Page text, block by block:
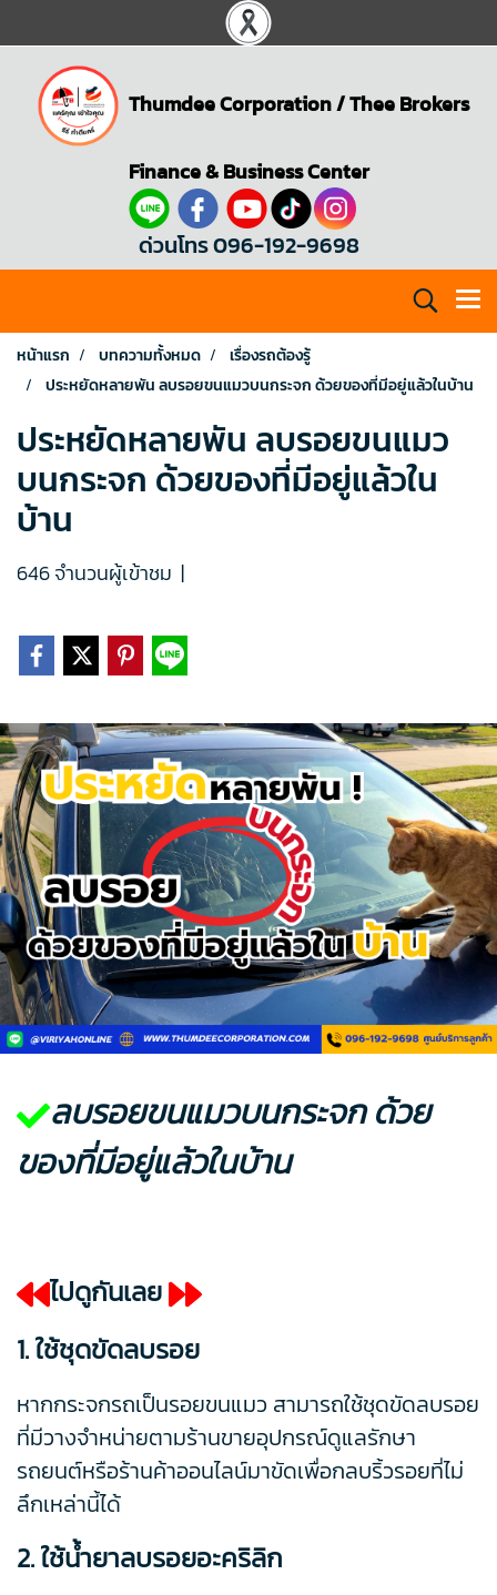
Thumdee Corporation/Thee Brokers
Finance & Business Center
ด่วนโทร 096-192-9698
หน้าแรก บทความทั้งหมด
เรื่องรถต้องรู้
ประหยัดหลายพัน ลบรอยขนแมวบนกระจก ด้วยของที่มีอยู่แล้วในบ้าน
ประหยัดหลายพัน ลบรอยขนแมว
บนกระจก ด้วยของที่มีอยู่แล้วใน
บ้าน
646 จำนวนผู้เข้าชม |
ลบรอยขนแมวบนกระจก ด้วย
ของที่มีอยู่แล้วในบ้าน
ไปดูกันเลย
1. ใช้ชุดขัดลบรอย
หากกระจกรถเป็นรอยขนแมว สามารถใช้ชุดขัดลบรอย
ที่มีวางจำหน่ายตามร้านขายอุปกรณ์ดูแลรักษา
รถยนต์หรือร้านค้าออนไลน์มาขัดเพื่อกลบริ้วรอยที่ไม่
ลึกเหล่านี้ได้
2. ใช้น้ำยาลบรอยอะคริลิก